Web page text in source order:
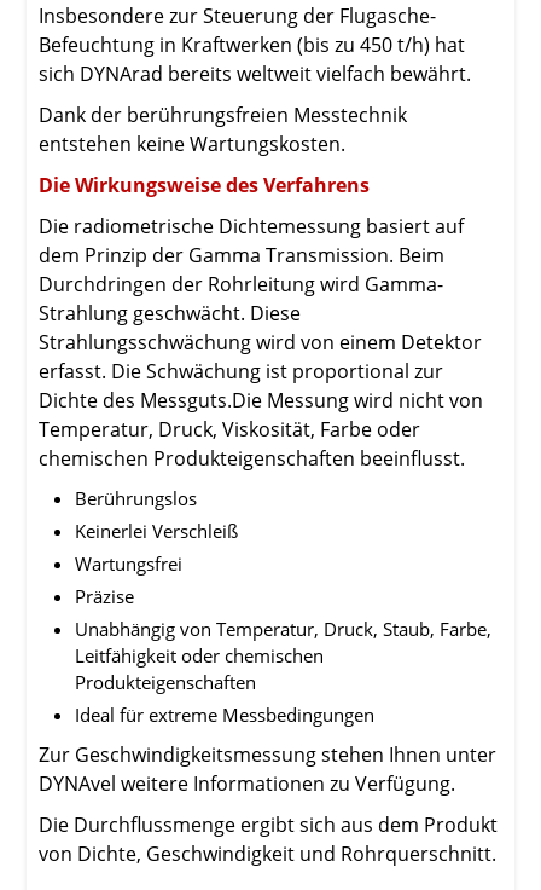
Insbesondere zur Steuerung der Flugasche-
Befeuchtung in Kraftwerken (bis zu 450 t/h) hat
sich DYNArad bereits weltweit vielfach bewährt.
Dank der berührungsfreien Messtechnik
entstehen keine Wartungskosten.
Die Wirkungsweise des Verfahrens
Die radiometrische Dichtemessung basiert auf
dem Prinzip der Gamma Transmission. Beim
Durchdringen der Rohrleitung wird Gamma-
Strahlung geschwächt. Diese
Strahlungsschwächung wird von einem Detektor
erfasst. Die Schwächung ist proportional zur
Dichte des Messguts.Die Messung wird nicht von
Temperatur, Druck, Viskosität, Farbe oder
chemischen Produkteigenschaften beeinflusst.
Berührungslos
Keinerlei Verschleiß
Wartungsfrei
Präzise
Unabhängig von Temperatur, Druck, Staub, Farbe,
Leitfähigkeit oder chemischen
Produkteigenschaften
Ideal für extreme Messbedingungen
Zur Geschwindigkeitsmessung stehen Ihnen unter
DYNAvel weitere Informationen zu Verfügung.
Die Durchflussmenge ergibt sich aus dem Produkt
von Dichte, Geschwindigkeit und Rohrquerschnitt.